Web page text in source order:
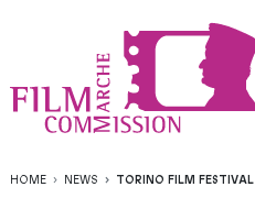
HOME NEWS TORINO FILM FESTIVAL